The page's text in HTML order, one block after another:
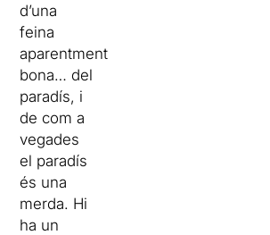
d’una
feina
aparentment
bona… del
paradís, i
de com a
vegades
el paradís
és una
merda. Hi
ha un